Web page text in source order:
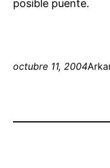
posible puente.
octubre 11, 2004